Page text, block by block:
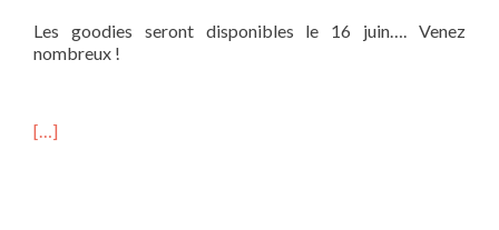
Les goodies seront disponibles le 16 juin…. Venez
nombreux !
[…]